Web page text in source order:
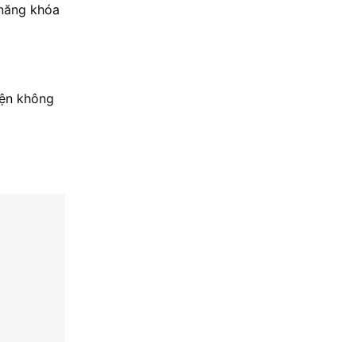
khóa
không